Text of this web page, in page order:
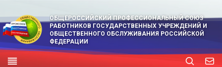
ОБЩЕРОССИЙСКИЙ ПРОФЕССИОНАЛЬНЫЙ СОЮЗ
РАБОТНИКОВ ГОСУДАРСТВЕННЫХ УЧРЕЖДЕНИЙ И
ОБЩЕСТВЕННОГО ОБСЛУЖИВАНИЯ РОССИЙСКОЙ
ФЕДЕРАЦИИ